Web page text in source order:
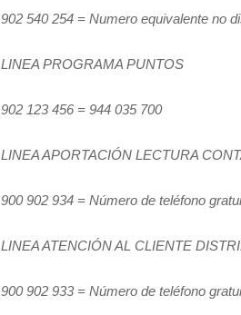
902 540 254 = Numero equivalente no
LINEA PROGRAMA PUNTOS
902 123 456 = 944 035 700
LINEA APORTACIÓN LECTURA
900 902 934 = Número de teléfono
LINEA ATENCIÓN AL CLIENTE
900 902 933 = Número de teléfono